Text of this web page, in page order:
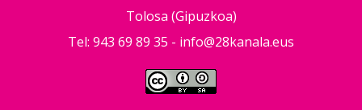
Tolosa (Gipuzkoa)
Tel: 943 69 89 35 - info@28kanala.eus